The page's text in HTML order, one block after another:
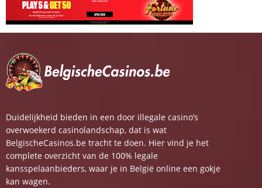
Duidelijkheid bieden in een door illegale casino’s
overwoekerd casinolandschap, dat is wat
BelgischeCasinos.be tracht te doen. Hier vind je het
complete overzicht van de 100% legale
kansspelaanbieders, waar je in België online een gokje
kan wagen.